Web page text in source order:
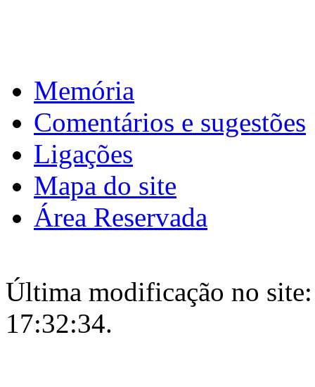
Memória
Comentários e sugestões
Ligações
Mapa do site
Área Reservada
Última modificação no
17:32:34.